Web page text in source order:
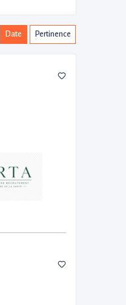
Date Pertinence